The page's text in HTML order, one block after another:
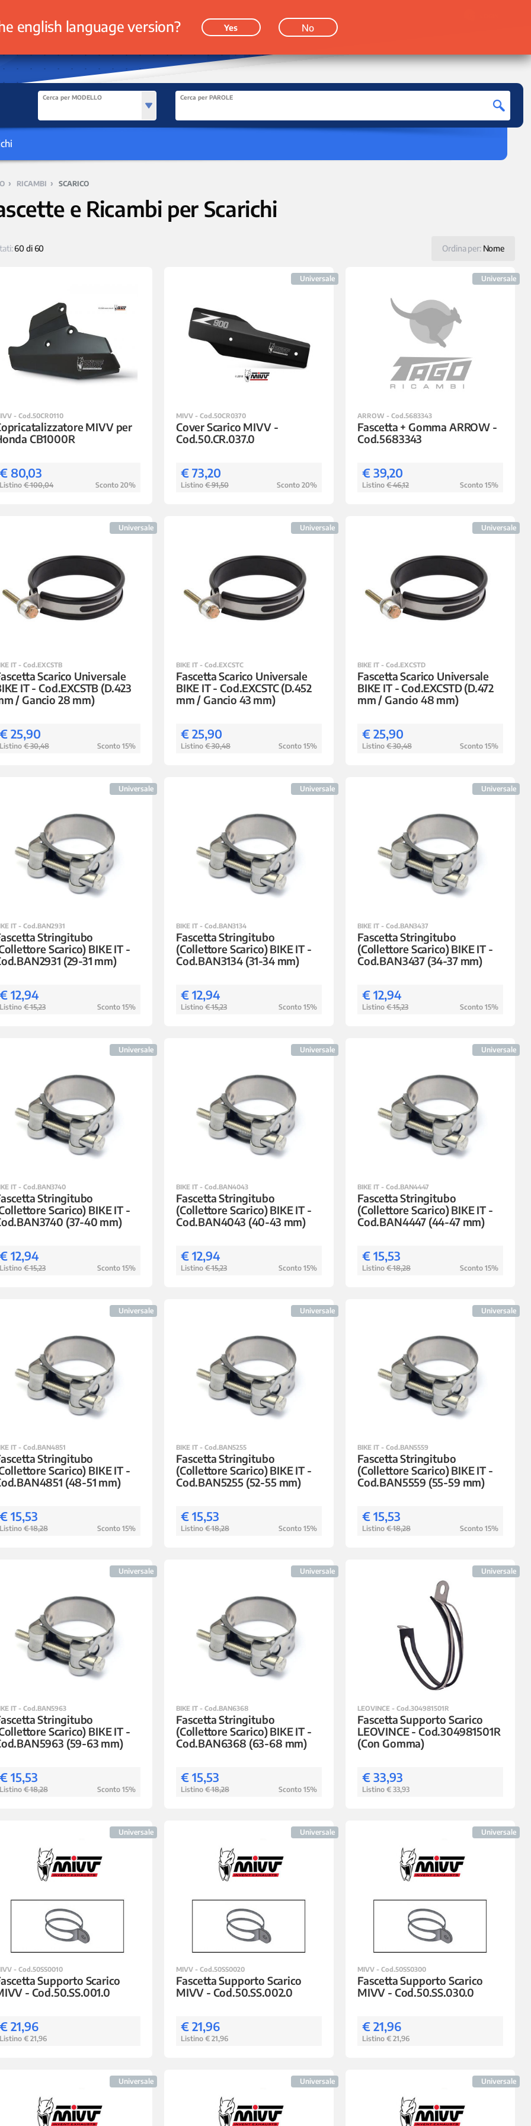
Cerca per MODELLO Cerca per PAROLE
› RICAMBI › SCARICO
e Ricambi per Scarichi
Ordina per: Nome
60 di 60
- Cod.50CR0110
MIVV per
CB1000R
€ 80,03
Listino € 100,04 Sconto 20%
Universale
MIVV - Cod.50CR0370
Cover Scarico MIVV -
Cod.50.CR.037.0
€ 73,20
Listino € 91,50 Sconto 20%
Universale
ARROW - Cod.5683343
Fascetta + Gomma ARROW -
Cod.5683343
€ 39,20
Listino € 46,12 Sconto 15%
Universale
IT - Cod.EXCSTB
Scarico Universale
IT - Cod.EXCSTB (D.423
/ Gancio 28 mm)
€ 25,90
Listino € 30,48 Sconto 15%
Universale
BIKE IT - Cod.EXCSTC
Fascetta Scarico Universale
BIKE IT - Cod.EXCSTC (D.452
mm / Gancio 43 mm)
€ 25,90
Listino € 30,48 Sconto 15%
Universale
BIKE IT - Cod.EXCSTD
Fascetta Scarico Universale
BIKE IT - Cod.EXCSTD (D.472
mm / Gancio 48 mm)
€ 25,90
Listino € 30,48 Sconto 15%
Universale
IT - Cod.BAN2931
Stringitubo
Scarico) BIKE IT -
(29-31 mm)
€ 12,94
Listino € 15,23 Sconto 15%
Universale
BIKE IT - Cod.BAN3134
Fascetta Stringitubo
(Collettore Scarico) BIKE IT -
Cod.BAN3134 (31-34 mm)
€ 12,94
Listino € 15,23 Sconto 15%
Universale
BIKE IT - Cod.BAN3437
Fascetta Stringitubo
(Collettore Scarico) BIKE IT -
Cod.BAN3437 (34-37 mm)
€ 12,94
Listino € 15,23 Sconto 15%
Universale
IT - Cod.BAN3740
Stringitubo
Scarico) BIKE IT -
(37-40 mm)
€ 12,94
Listino € 15,23 Sconto 15%
Universale
BIKE IT - Cod.BAN4043
Fascetta Stringitubo
(Collettore Scarico) BIKE IT -
Cod.BAN4043 (40-43 mm)
€ 12,94
Listino € 15,23 Sconto 15%
Universale
BIKE IT - Cod.BAN4447
Fascetta Stringitubo
(Collettore Scarico) BIKE IT -
Cod.BAN4447 (44-47 mm)
€ 15,53
Listino € 18,28 Sconto 15%
Universale
IT - Cod.BAN4851
Stringitubo
Scarico) BIKE IT -
(48-51 mm)
€ 15,53
Listino € 18,28 Sconto 15%
Universale
BIKE IT - Cod.BAN5255
Fascetta Stringitubo
(Collettore Scarico) BIKE IT -
Cod.BAN5255 (52-55 mm)
€ 15,53
Listino € 18,28 Sconto 15%
Universale
BIKE IT - Cod.BAN5559
Fascetta Stringitubo
(Collettore Scarico) BIKE IT -
Cod.BAN5559 (55-59 mm)
€ 15,53
Listino € 18,28 Sconto 15%
Universale
IT - Cod.BAN5963
Stringitubo
Scarico) BIKE IT -
(59-63 mm)
€ 15,53
Listino € 18,28 Sconto 15%
Universale
BIKE IT - Cod.BAN6368
Fascetta Stringitubo
(Collettore Scarico) BIKE IT -
Cod.BAN6368 (63-68 mm)
€ 15,53
Listino € 18,28 Sconto 15%
Universale
LEOVINCE - Cod.304981501R
Fascetta Supporto Scarico
LEOVINCE - Cod.304981501R
(Con Gomma)
€ 33,93
Listino € 33,93
Universale
- Cod.50SS0010
Supporto Scarico
- Cod.50.SS.001.0
€ 21,96
Listino € 21,96
Universale
MIVV - Cod.50SS0020
Fascetta Supporto Scarico
MIVV - Cod.50.SS.002.0
€ 21,96
Listino € 21,96
Universale
MIVV - Cod.50SS0300
Fascetta Supporto Scarico
MIVV - Cod.50.SS.030.0
€ 21,96
Listino € 21,96
Universale Universale Universale
english language version? Yes No